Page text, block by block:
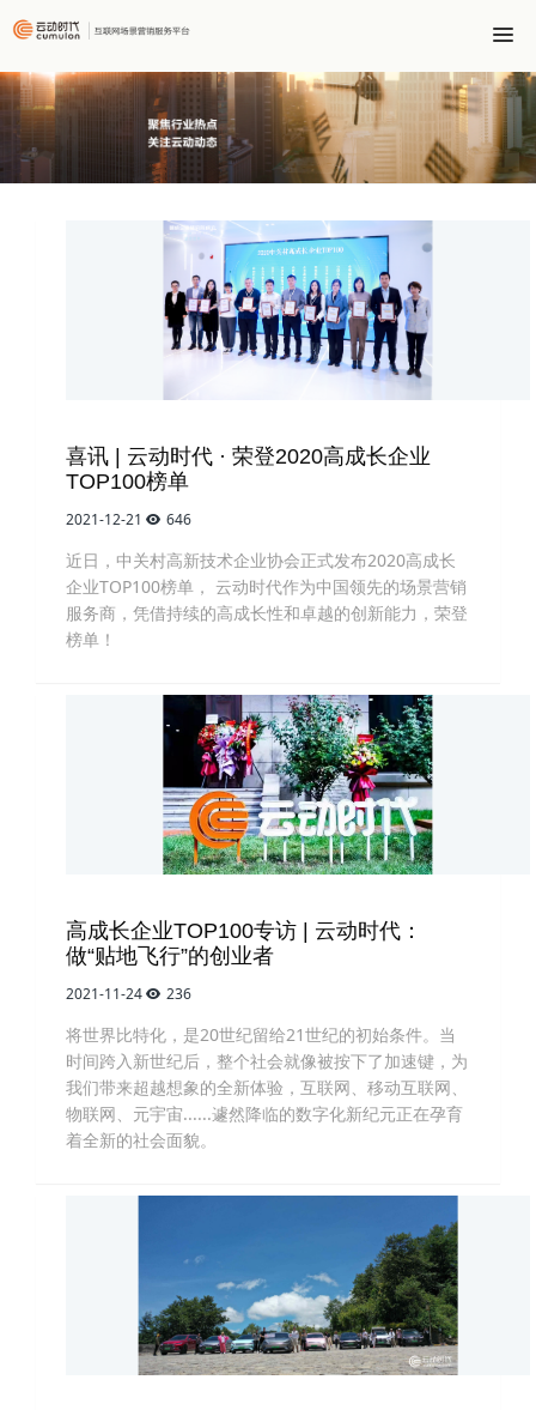
喜讯 | 云动时代 · 荣登2020高成长企业
TOP100榜单
2021-12-21 646
近日，中关村高新技术企业协会正式发布2020高成长
企业TOP100榜单， 云动时代作为中国领先的场景营销
服务商，凭借持续的高成长性和卓越的创新能力，荣登
榜单！
高成长企业TOP100专访 | 云动时代：
做“贴地飞行”的创业者
2021-11-24 236
将世界比特化，是20世纪留给21世纪的初始条件。当
时间跨入新世纪后，整个社会就像被按下了加速键，为
我们带来超越想象的全新体验，互联网、移动互联网、
物联网、元宇宙......遽然降临的数字化新纪元正在孕育
着全新的社会面貌。